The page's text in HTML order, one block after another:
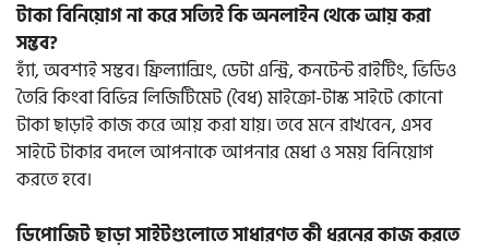
টাকা বিনিয়োগ না করে সত্যিই কি অনলাইন থেকে আয় করা
সম্ভব?
হ্যাঁ, অবশ্যই সম্ভব। ফ্রিল্যান্সিং, ডেটা এন্ট্রি, কনটেন্ট রাইটিং, ভিডিও
তৈরি কিংবা বিভিন্ন লিজিটিমেট (বৈধ) মাইক্রো-টাস্ক সাইটে কোনো
টাকা ছাড়াই কাজ করে আয় করা যায়। তবে মনে রাখবেন, এসব
সাইটে টাকার বদলে আপনাকে আপনার মেধা ও সময় বিনিয়োগ
করতে হবে।
ডিপোজিট ছাড়া সাইটগুলোতে সাধারণত কী ধরনের কাজ করতে